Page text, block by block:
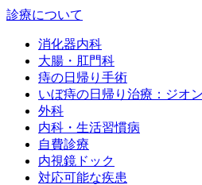
診療について
消化器内科
大腸・肛門科
痔の日帰り手術
いぼ痔の日帰り治療：ジオ
外科
内科・生活習慣病
自費診療
内視鏡ドック
対応可能な疾患